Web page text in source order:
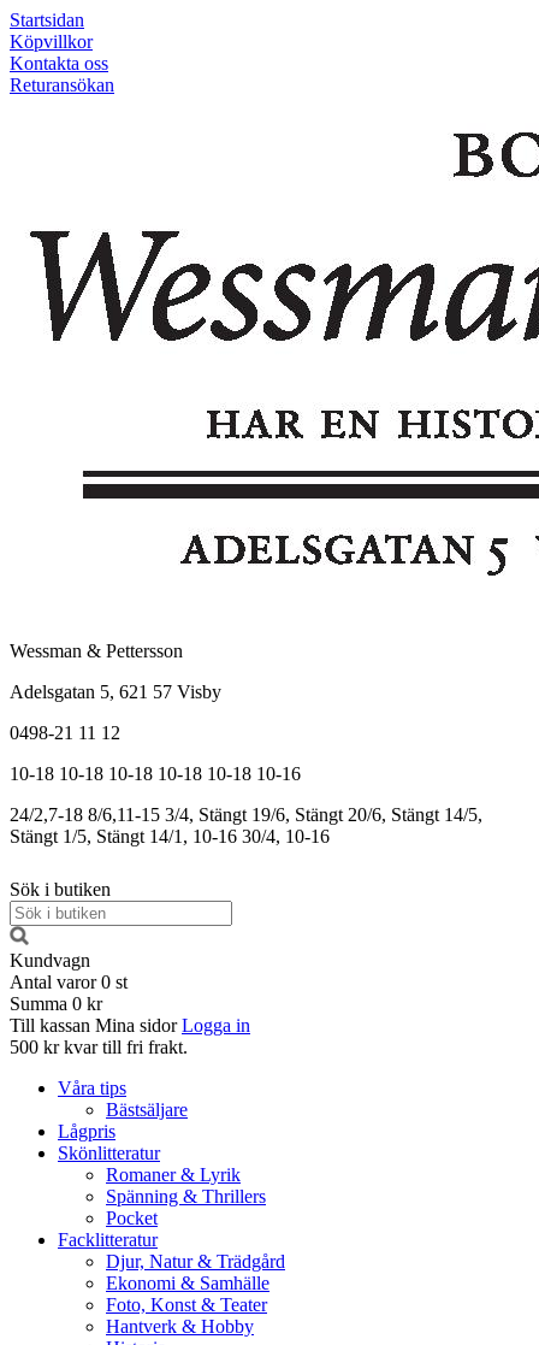
Startsidan
Köpvillkor
Kontakta oss
Returansökan
Wessman & Pettersson
Adelsgatan 5, 621 57 Visby
0498-21 11 12
10-18 10-18 10-18 10-18 10-18 10-16
24/2,7-18 8/6,11-15 3/4, Stängt 19/6, Stängt 20/6, Stängt 14/5,
Stängt 1/5, Stängt 14/1, 10-16 30/4, 10-16
Sök i butiken
Kundvagn
Antal varor 0 st
Summa 0 kr
Till kassan Mina sidor Logga in
500 kr kvar till fri frakt.
Våra tips
Bästsäljare
Lågpris
Skönlitteratur
Romaner & Lyrik
Spänning & Thrillers
Pocket
Facklitteratur
Djur, Natur & Trädgård
Ekonomi & Samhälle
Foto, Konst & Teater
Hantverk & Hobby